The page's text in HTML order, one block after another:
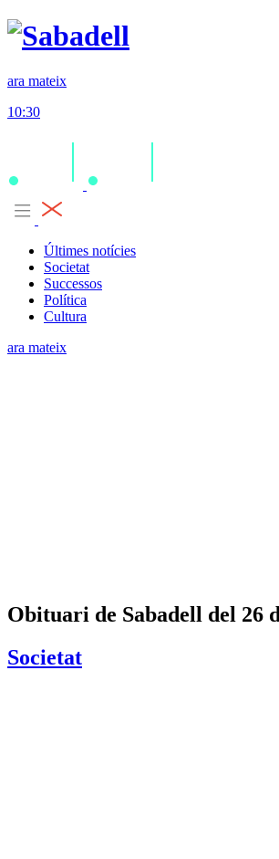
ara mateix
10:30
Últimes notícies
Societat
Successos
Política
Cultura
ara mateix
Obituari de Sabadell del 26
Societat